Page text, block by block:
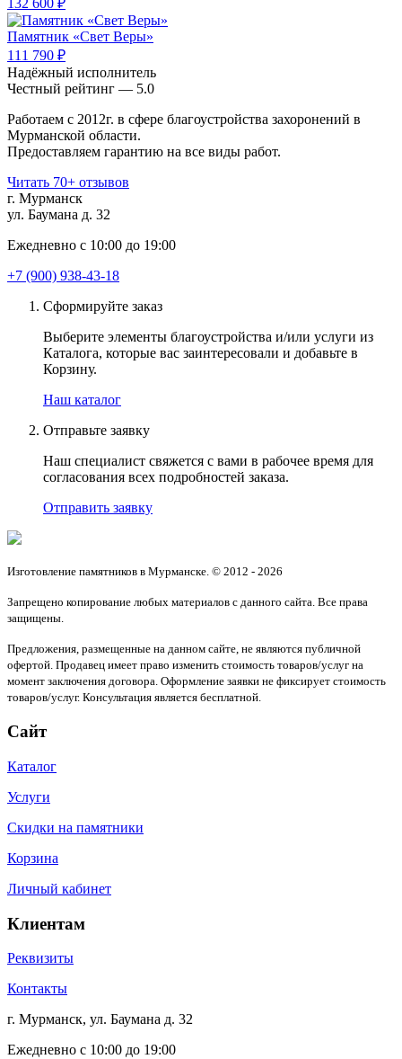
132 600 ₽
Памятник «Свет Веры»
111 790 ₽
Надёжный исполнитель
Чеcтный рейтинг — 5.0
Работаем с 2012г. в сфере благоустройства захоронений в
Мурманской области.
Предоставляем гарантию на все виды работ.
Читать 70+ отзывов
г. Мурманск
ул. Баумана д. 32
Ежедневно с 10:00 до 19:00
+7 (900) 938-43-18
Сформируйте заказ
Выберите элементы благоустройства и/или услуги из
Каталога, которые вас заинтересовали и добавьте в
Корзину.
Наш каталог
Отправьте заявку
Наш специалист свяжется с вами в рабочее время для
согласования всех подробностей заказа.
Отправить заявку
Изготовление памятников в Мурманске. © 2012 - 2026
Запрещено копирование любых материалов с данного сайта. Все права
защищены.
Предложения, размещенные на данном сайте, не являются публичной
офертой. Продавец имеет право изменить стоимость товаров/услуг на
момент заключения договора. Оформление заявки не фиксирует стоимость
товаров/услуг. Консультация является бесплатной.
Сайт
Каталог
Услуги
Скидки на памятники
Корзина
Личный кабинет
Клиентам
Реквизиты
Контакты
г. Мурманск, ул. Баумана д. 32
Ежедневно с 10:00 до 19:00